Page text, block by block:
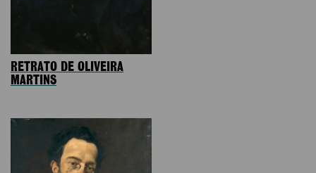
RETRATO DE OLIVEIRA
MARTINS